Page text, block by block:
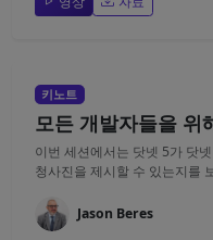
키노트
모든 개발자들을 위
이번 세션에서는 닷넷 5가 닷
청사진을 제시할 수 있는지를
Jason Beres